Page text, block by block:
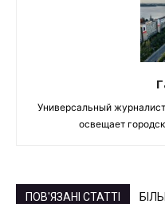
Универсальный
освещает
ПОВ'ЯЗАНІ СТАТТІ